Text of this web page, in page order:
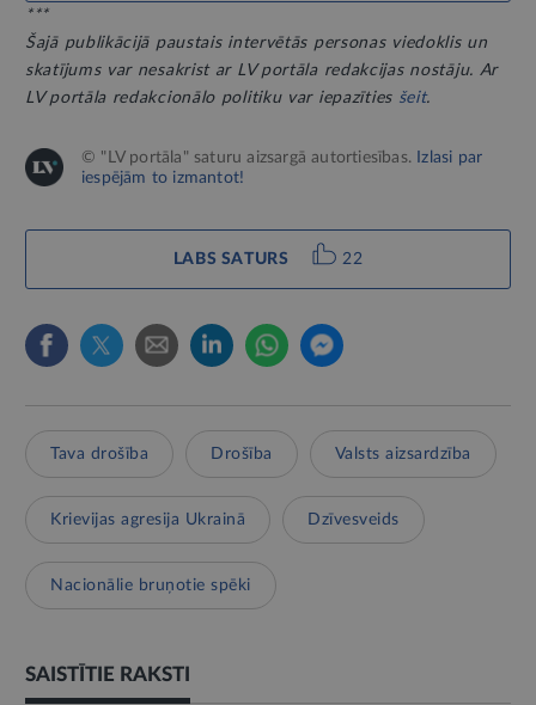
***
Šajā publikācijā paustais intervētās personas viedoklis un
skatījums var nesakrist ar LV portāla redakcijas nostāju. Ar
LV portāla redakcionālo politiku var iepazīties šeit.
© "LV portāla" saturu aizsargā autortiesības.
Izlasi par
iespējām to izmantot!
LABS SATURS 22
Tava drošība Drošība Valsts aizsardzība
Krievijas agresija Ukrainā Dzīvesveids
Nacionālie bruņotie spēki
SAISTĪTIE RAKSTI